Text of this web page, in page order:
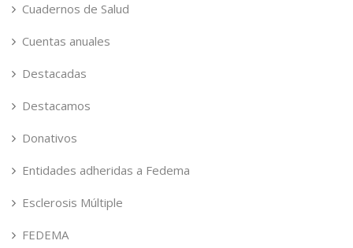
Cuadernos de Salud
Cuentas anuales
Destacadas
Destacamos
Donativos
Entidades adheridas a Fedema
Esclerosis Múltiple
FEDEMA